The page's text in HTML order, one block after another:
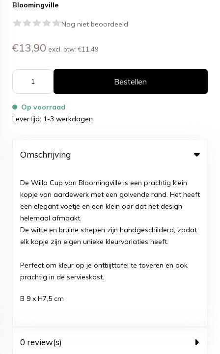
Bloomingville
Nog niet beoordeeld
€13,90 excl. btw: €11,49
Bestellen
Op voorraad
Levertijd: 1-3 werkdagen
Omschrijving
De Willa Cup van Bloomingville is een prachtig klein
kopje van aardewerk met een golvende rand. Het heeft
een elegant voetje en een klein oor dat het design
helemaal afmaakt.
De witte en bruine strepen zijn handgeschilderd, zodat
elk kopje zijn eigen unieke kleurvariaties heeft.
Perfect om kleur op je ontbijttafel te toveren en ook
prachtig in de servieskast.
B 9 x H7,5 cm
0 review(s)